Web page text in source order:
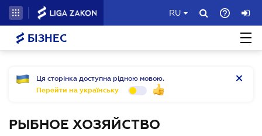
RU
БІЗНЕС
Ця сторінка доступна рідною мовою.
Перейти на українську
РЫБНОЕ ХОЗЯЙСТВО